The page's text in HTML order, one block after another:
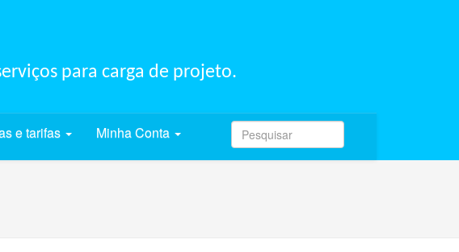
para carga de projeto.
e tarifas Minha Conta